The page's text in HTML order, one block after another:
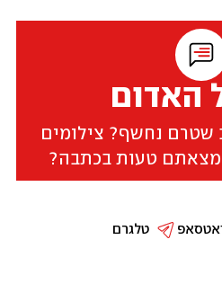
האדום
שטרם נחשף? צילומים
מצאתם טעות בכתבה?
טלגרם